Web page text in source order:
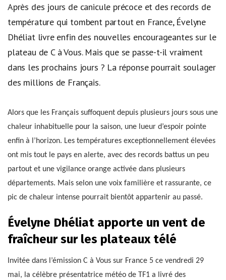
Après des jours de canicule précoce et des records de
température qui tombent partout en France, Évelyne
Dhéliat livre enfin des nouvelles encourageantes sur le
plateau de C à Vous. Mais que se passe-t-il vraiment
dans les prochains jours ? La réponse pourrait soulager
des millions de Français.
Alors que les Français suffoquent depuis plusieurs jours sous une
chaleur inhabituelle pour la saison, une lueur d’espoir pointe
enfin à l’horizon. Les températures exceptionnellement élevées
ont mis tout le pays en alerte, avec des records battus un peu
partout et une vigilance orange activée dans plusieurs
départements. Mais selon une voix familière et rassurante, ce
pic de chaleur intense pourrait bientôt appartenir au passé.
Évelyne Dhéliat apporte un vent de
fraîcheur sur les plateaux télé
Invitée dans l’émission C à Vous sur France 5 ce vendredi 29
mai, la célèbre présentatrice météo de TF1 a livré des